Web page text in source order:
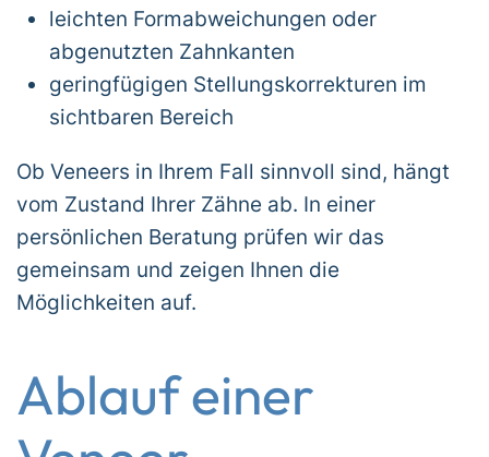
leichten Formabweichungen oder
abgenutzten Zahnkanten
geringfügigen Stellungskorrekturen im
sichtbaren Bereich
Ob Veneers in Ihrem Fall sinnvoll sind, hängt
vom Zustand Ihrer Zähne ab. In einer
persönlichen Beratung prüfen wir das
gemeinsam und zeigen Ihnen die
Möglichkeiten auf.
Ablauf einer